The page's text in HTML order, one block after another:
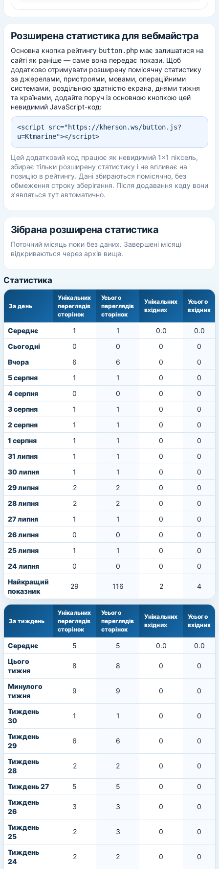
Розширена статистика для вебмайстра
Основна кнопка рейтингу button.php має залишатися на
сайті як раніше — саме вона передає покази. Щоб
додатково отримувати розширену помісячну статистику
за джерелами, пристроями, мовами, операційними
системами, роздільною здатністю екрана, днями тижня
та країнами, додайте поруч із основною кнопкою цей
невидимий JavaScript-код:
<script src="https://kherson.ws/button.js?
u=Ktmarine"></script>
Цей додатковий код працює як невидимий 1×1 піксель,
збирає тільки розширену статистику і не впливає на
позицію в рейтингу. Дані збираються помісячно, без
обмеження строку зберігання. Після додавання коду вони
з’являться тут автоматично.
Зібрана розширена статистика
Поточний місяць поки без даних. Завершені місяці
відкриваються через архів вище.
Статистика
За день
Унікальних
переглядів
сторінок
Усього
переглядів
сторінок
Унікальних
вхідних
Усього
вхідних
Середнє 1 1 0.0
0.0
Сьогодні
0 0 0
0
Вчора
6 6 0
0
5 серпня
1 1 0
0
4 серпня
0 0 0
0
3 серпня
1 1 0
0
2 серпня
1 1 0
0
1 серпня
1 1 0
0
31 липня
1 1 0
0
30 липня
1 1 0
0
29 липня
2 2 0
0
28 липня
2 2 0
0
27 липня
1 1 0
0
26 липня
0 0 0
0
25 липня
1 1 0
0
24 липня
0 0 0
0
Найкращий
показник
29 116 2 4
За тиждень
Унікальних
переглядів
сторінок
Усього
переглядів
сторінок
Унікальних
вхідних
Усього
вхідних
Середнє 5 5 0.0
0.0
Цього
тижня
8 8 0 0
Минулого
тижня
9 9 0 0
Тиждень
30
1 1 0 0
Тиждень
29
6 6 0 0
Тиждень
28
2 2 0 0
Тиждень 27 5 5 0
0
Тиждень
26
3 3 0 0
Тиждень
25
2 3 0 0
Тиждень
24
2 2 0 0